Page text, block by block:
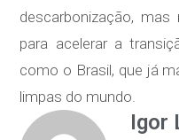
descarbonização,
para acelerar a
como o Brasil, que já
limpas do mundo.
Igor